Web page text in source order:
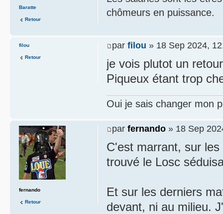
chômeurs en puissance.
Baratte
Retour
par filou » 18 Sep 2024,
je vois plutot un
Piqueux étant trop
Oui je sais changer mon
filou
Retour
par fernando » 18 Sep
C'est marrant, sur
trouvé le Losc
Et sur les derniers
devant, ni au milieu.
fernando
Retour